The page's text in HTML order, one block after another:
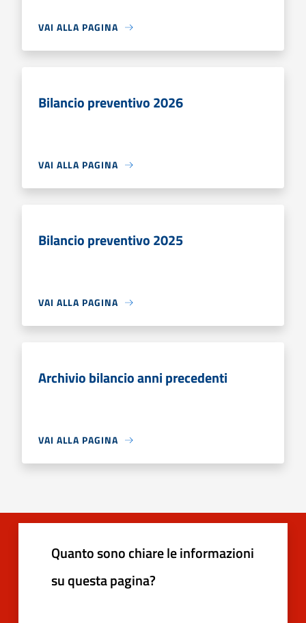
VAI ALLA PAGINA
Bilancio preventivo 2026
VAI ALLA PAGINA
Bilancio preventivo 2025
VAI ALLA PAGINA
Archivio bilancio anni precedenti
VAI ALLA PAGINA
Quanto sono chiare le informazioni
su questa pagina?